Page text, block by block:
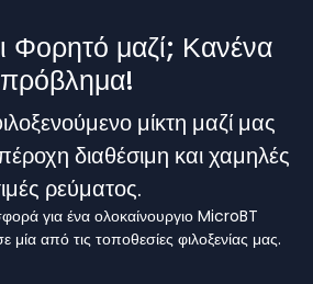
Φορητό μαζί; Κανένα
πρόβλημα!
μίκτη μαζί μας
διαθέσιμη και χαμηλές
ρεύματος.
για ένα ολοκαίνουργιο MicroBT
από τις τοποθεσίες φιλοξενίας μας.